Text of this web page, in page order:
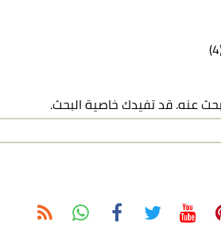
عنه. قد تفيدك خاصية البحث.